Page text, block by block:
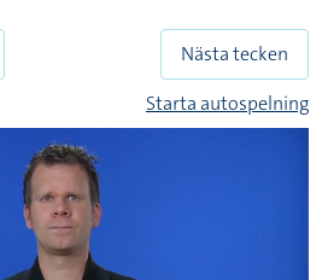
Nästa tecken
Starta autospelning